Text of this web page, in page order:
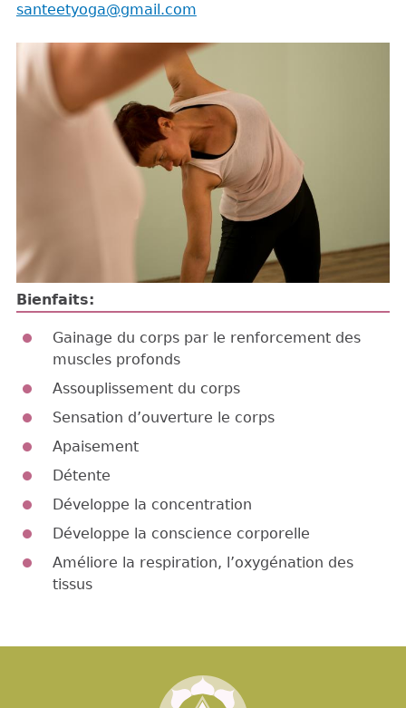
santeetyoga@gmail.com
Bienfaits:
Gainage du corps par le renforcement des
muscles profonds
Assouplissement du corps
Sensation d’ouverture le corps
Apaisement
Détente
Développe la concentration
Développe la conscience corporelle
Améliore la respiration, l’oxygénation des
tissus